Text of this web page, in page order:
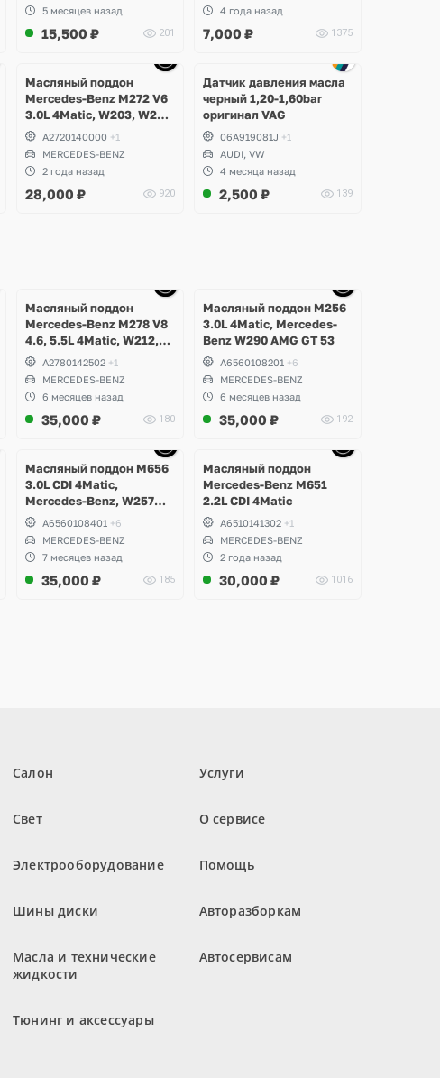
5 месяцев назад
15,500 ₽ 201
4 года назад
7,000 ₽ 1375
Масляный поддон
Mercedes-Benz M272 V6
3.0L 4Matic, W203, W204
C-Class, GLK, W211,
W212 E-Class, W221 S-
Class, W164 ML, W251 R-
Class, W639 Vito
A2720140000 +1
MERCEDES-BENZ
2 года назад
28,000 ₽ 920
Датчик давления масла
черный 1,20-1,60bar
оригинал VAG
06A919081J +1
AUDI, VW
4 месяца назад
2,500 ₽ 139
Масляный поддон
Mercedes-Benz M278 V8
4.6, 5.5L 4Matic, W212,
W207 E500, E63 AMG,
W216 CL500, W218 CLS
500, 63, W166 ML, GLS,
GLE 63S, W217, W221,
W222 S63, S500
A2780142502 +1
MERCEDES-BENZ
6 месяцев назад
35,000 ₽ 180
Масляный поддон M256
3.0L 4Matic, Mercedes-
Benz W290 AMG GT 53
A6560108201 +6
MERCEDES-BENZ
6 месяцев назад
35,000 ₽ 192
Масляный поддон M656
3.0L CDI 4Matic,
Mercedes-Benz, W257
CLS 400d
A6560108401 +6
MERCEDES-BENZ
7 месяцев назад
35,000 ₽ 185
Масляный поддон
Mercedes-Benz M651
2.2L CDI 4Matic
A6510141302 +1
MERCEDES-BENZ
2 года назад
30,000 ₽ 1016
Салон
Свет
Электрооборудование
Шины диски
Масла и технические
жидкости
Тюнинг и аксессуары
Услуги
О сервисе
Помощь
Авторазборкам
Автосервисам